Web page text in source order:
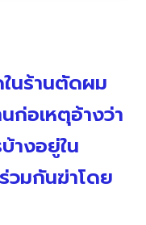
นร้านตัดผม
ก่อเหตุอ้างว่า
างอยู่ใน
วมกันฆ่าโดย